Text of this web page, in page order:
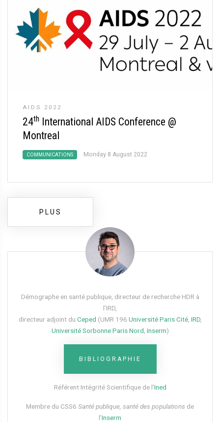
AIDS 2022
24th International AIDS Conference @
Montreal
COMMUNICATIONS Monday 8 August 2022
PLUS
Démographe en santé publique, directeur de recherche HDR à
l’IRD,
directeur adjoint du Ceped (UMR 196 Université Paris Cité, IRD,
Université Sorbonne Paris Nord Inserm)
BIBLIOGRAPHIE
Référent Intégrité Scientifique de l’Ined
Membre du CSS6​ Santé publique, santé des populations de
l’Inserm